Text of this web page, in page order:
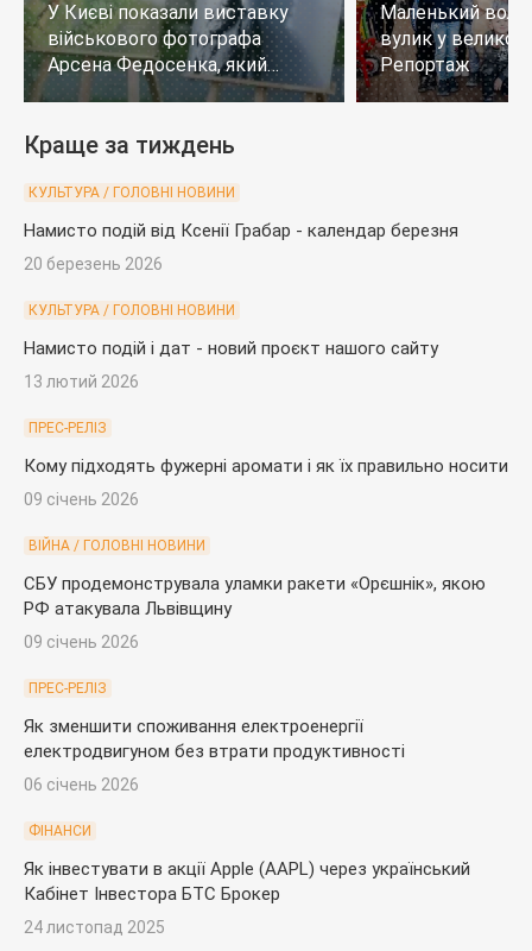
У Києві показали виставку
військового фотографа
Арсена Федосенка, який
загинув на війні
Маленький
вулик у
Репортаж
Краще за тиждень
КУЛЬТУРА / ГОЛОВНІ НОВИНИ
Намисто подій від Ксенії Грабар - календар березня
20 березень 2026
КУЛЬТУРА / ГОЛОВНІ НОВИНИ
Намисто подій і дат - новий проєкт нашого сайту
13 лютий 2026
ПРЕС-РЕЛІЗ
Кому підходять фужерні аромати і як їх правильно носити
09 січень 2026
ВІЙНА / ГОЛОВНІ НОВИНИ
СБУ продемонструвала уламки ракети «Орєшнік», якою
РФ атакувала Львівщину
09 січень 2026
ПРЕС-РЕЛІЗ
Як зменшити споживання електроенергії
електродвигуном без втрати продуктивності
06 січень 2026
ФІНАНСИ
Як інвестувати в акції Apple (AAPL) через український
Кабінет Інвестора БТС Брокер
24 листопад 2025